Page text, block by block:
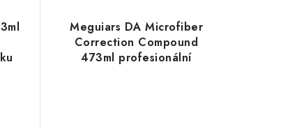
Meguiars DA Microfiber
Correction Compound
473ml profesionální